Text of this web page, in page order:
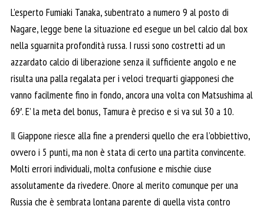
L’esperto Fumiaki Tanaka, subentrato a numero 9 al posto di
Nagare, legge bene la situazione ed esegue un bel calcio dal box
nella sguarnita profondità russa. I russi sono costretti ad un
azzardato calcio di liberazione senza il sufficiente angolo e ne
risulta una palla regalata per i veloci trequarti giapponesi che
vanno facilmente fino in fondo, ancora una volta con Matsushima al
69′. E’ la meta del bonus, Tamura è preciso e si va sul 30 a 10.
Il Giappone riesce alla fine a prendersi quello che era l’obbiettivo,
ovvero i 5 punti, ma non è stata di certo una partita convincente.
Molti errori individuali, molta confusione e mischie ciuse
assolutamente da rivedere. Onore al merito comunque per una
Russia che è sembrata lontana parente di quella vista contro